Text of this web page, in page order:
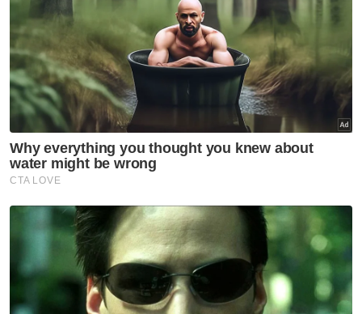
Muat turun aplikasi Sinar Harian.Klik di sini!
Inisiatif Negeri
Johor